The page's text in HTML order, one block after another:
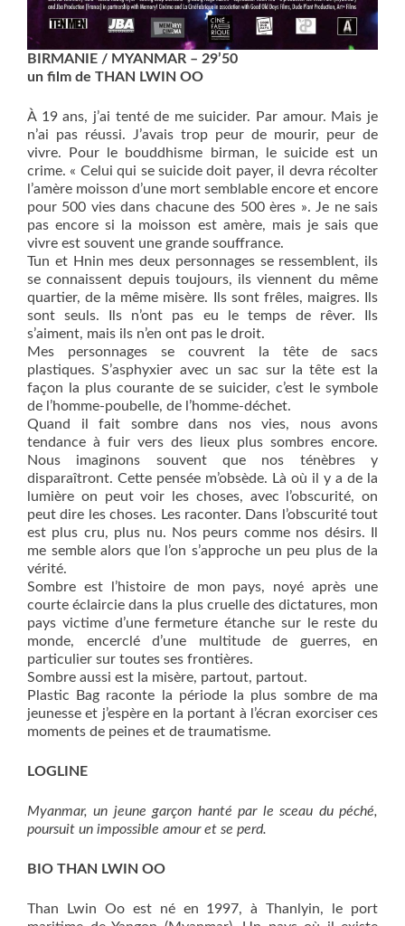
BIRMANIE / MYANMAR – 29’50
un film de THAN LWIN OO
À 19 ans, j’ai tenté de me suicider. Par amour. Mais je
n’ai pas réussi. J’avais trop peur de mourir, peur de
vivre. Pour le bouddhisme birman, le suicide est un
crime. « Celui qui se suicide doit payer, il devra récolter
l’amère moisson d’une mort semblable encore et encore
pour 500 vies dans chacune des 500 ères ». Je ne sais
pas encore si la moisson est amère, mais je sais que
vivre est souvent une grande souffrance.
Tun et Hnin mes deux personnages se ressemblent, ils
se connaissent depuis toujours, ils viennent du même
quartier, de la même misère. Ils sont frêles, maigres. Ils
sont seuls. Ils n’ont pas eu le temps de rêver. Ils
s’aiment, mais ils n’en ont pas le droit.
Mes personnages se couvrent la tête de sacs
plastiques. S’asphyxier avec un sac sur la tête est la
façon la plus courante de se suicider, c’est le symbole
de l’homme-poubelle, de l’homme-déchet.
Quand il fait sombre dans nos vies, nous avons
tendance à fuir vers des lieux plus sombres encore.
Nous imaginons souvent que nos ténèbres y
disparaîtront. Cette pensée m’obsède. Là où il y a de la
lumière on peut voir les choses, avec l’obscurité, on
peut dire les choses. Les raconter. Dans l’obscurité tout
est plus cru, plus nu. Nos peurs comme nos désirs. Il
me semble alors que l’on s’approche un peu plus de la
vérité.
Sombre est l’histoire de mon pays, noyé après une
courte éclaircie dans la plus cruelle des dictatures, mon
pays victime d’une fermeture étanche sur le reste du
monde, encerclé d’une multitude de guerres, en
particulier sur toutes ses frontières.
Sombre aussi est la misère, partout, partout.
Plastic Bag raconte la période la plus sombre de ma
jeunesse et j’espère en la portant à l’écran exorciser ces
moments de peines et de traumatisme.
LOGLINE
Myanmar, un jeune garçon hanté par le sceau du péché,
poursuit un impossible amour et se perd.
BIO THAN LWIN OO
Than Lwin Oo est né en 1997, à Thanlyin, le port